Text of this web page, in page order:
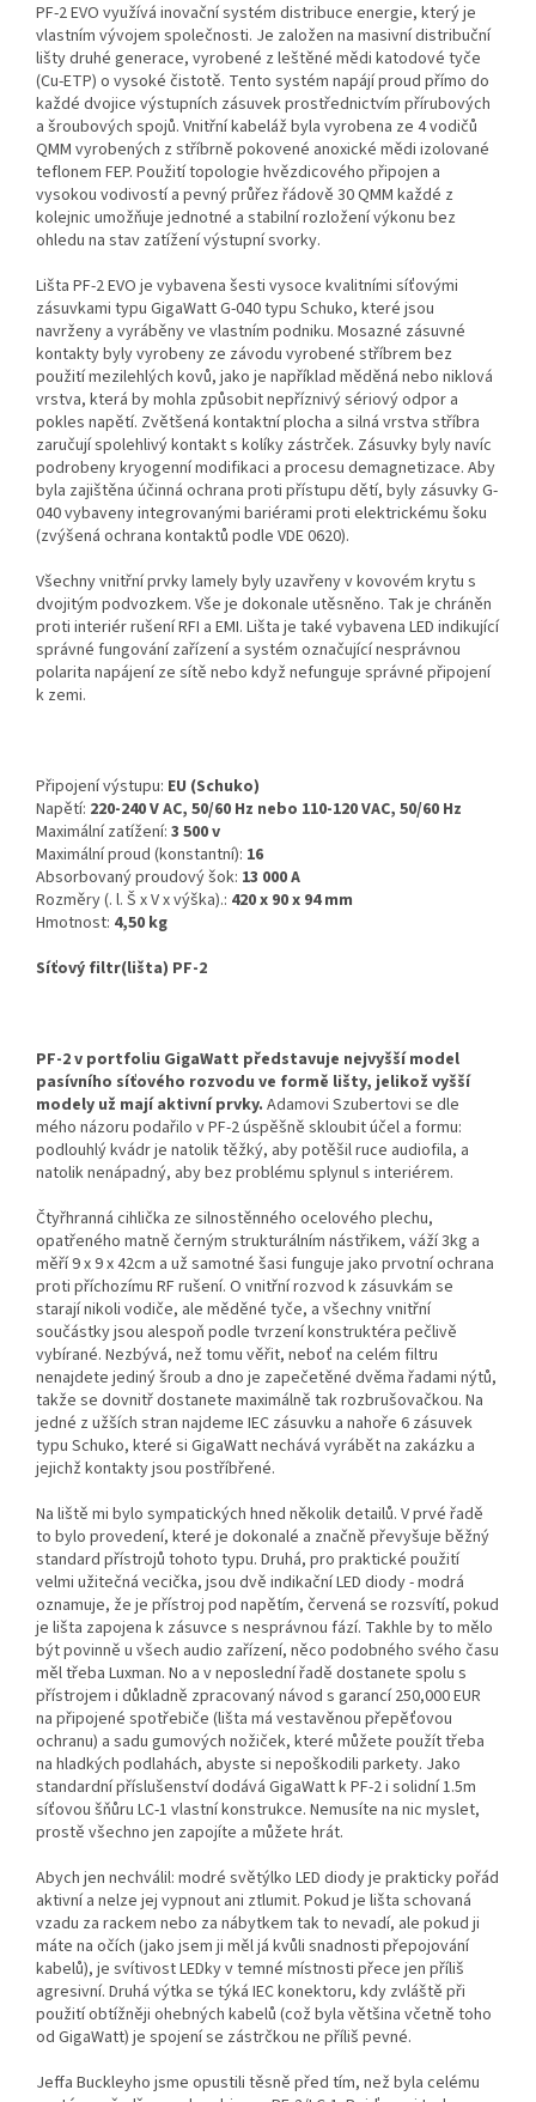
PF-2 EVO využívá inovační systém distribuce energie, který je
vlastním vývojem společnosti. Je založen na masivní distribuční
lišty druhé generace, vyrobené z leštěné mědi katodové tyče
(Cu-ETP) o vysoké čistotě. Tento systém napájí proud přímo do
každé dvojice výstupních zásuvek prostřednictvím přírubových
a šroubových spojů. Vnitřní kabeláž byla vyrobena ze 4 vodičů
QMM vyrobených z stříbrně pokovené anoxické mědi izolované
teflonem FEP. Použití topologie hvězdicového připojen a
vysokou vodivostí a pevný průřez řádově 30 QMM každé z
kolejnic umožňuje jednotné a stabilní rozložení výkonu bez
ohledu na stav zatížení výstupní svorky.
Lišta PF-2 EVO je vybavena šesti vysoce kvalitními síťovými
zásuvkami typu GigaWatt G-040 typu Schuko, které jsou
navrženy a vyráběny ve vlastním podniku. Mosazné zásuvné
kontakty byly vyrobeny ze závodu vyrobené stříbrem bez
použití mezilehlých kovů, jako je například měděná nebo niklová
vrstva, která by mohla způsobit nepříznivý sériový odpor a
pokles napětí. Zvětšená kontaktní plocha a silná vrstva stříbra
zaručují spolehlivý kontakt s kolíky zástrček. Zásuvky byly navíc
podrobeny kryogenní modifikaci a procesu demagnetizace. Aby
byla zajištěna účinná ochrana proti přístupu dětí, byly zásuvky G-
040 vybaveny integrovanými bariérami proti elektrickému šoku
(zvýšená ochrana kontaktů podle VDE 0620).
Všechny vnitřní prvky lamely byly uzavřeny v kovovém krytu s
dvojitým podvozkem. Vše je dokonale utěsněno. Tak je chráněn
proti interiér rušení RFI a EMI. Lišta je také vybavena LED indikující
správné fungování zařízení a systém označující nesprávnou
polarita napájení ze sítě nebo když nefunguje správné připojení
k zemi.
Připojení výstupu: EU (Schuko)
Napětí: 220-240 V AC, 50/60 Hz nebo 110-120 VAC, 50/60 Hz
Maximální zatížení: 3 500 v
Maximální proud (konstantní): 16
Absorbovaný proudový šok: 13 000 A
Rozměry (. l. Š x V x výška).: 420 x 90 x 94 mm
Hmotnost: 4,50 kg
Síťový filtr(lišta) PF-2
PF-2 v portfoliu GigaWatt představuje nejvyšší model
pasívního síťového rozvodu ve formě lišty, jelikož vyšší
modely už mají aktivní prvky. Adamovi Szubertovi se dle
mého názoru podařilo v PF-2 úspěšně skloubit účel a formu:
podlouhlý kvádr je natolik těžký, aby potěšil ruce audiofila, a
natolik nenápadný, aby bez problému splynul s interiérem.
Čtyřhranná cihlička ze silnostěnného ocelového plechu,
opatřeného matně černým strukturálním nástřikem, váží 3kg a
měří 9 x 9 x 42cm a už samotné šasi funguje jako prvotní ochrana
proti příchozímu RF rušení. O vnitřní rozvod k zásuvkám se
starají nikoli vodiče, ale měděné tyče, a všechny vnitřní
součástky jsou alespoň podle tvrzení konstruktéra pečlivě
vybírané. Nezbývá, než tomu věřit, neboť na celém filtru
nenajdete jediný šroub a dno je zapečetěné dvěma řadami nýtů,
takže se dovnitř dostanete maximálně tak rozbrušovačkou. Na
jedné z užších stran najdeme IEC zásuvku a nahoře 6 zásuvek
typu Schuko, které si GigaWatt nechává vyrábět na zakázku a
jejichž kontakty jsou postříbřené.
Na liště mi bylo sympatických hned několik detailů. V prvé řadě
to bylo provedení, které je dokonalé a značně převyšuje běžný
standard přístrojů tohoto typu. Druhá, pro praktické použití
velmi užitečná vecička, jsou dvě indikační LED diody - modrá
oznamuje, že je přístroj pod napětím, červená se rozsvítí, pokud
je lišta zapojena k zásuvce s nesprávnou fází. Takhle by to mělo
být povinně u všech audio zařízení, něco podobného svého času
měl třeba Luxman. No a v neposlední řadě dostanete spolu s
přístrojem i důkladně zpracovaný návod s garancí 250,000 EUR
na připojené spotřebiče (lišta má vestavěnou přepěťovou
ochranu) a sadu gumových nožiček, které můžete použít třeba
na hladkých podlahách, abyste si nepoškodili parkety. Jako
standardní příslušenství dodává GigaWatt k PF-2 i solidní 1.5m
síťovou šňůru LC-1 vlastní konstrukce. Nemusíte na nic myslet,
prostě všechno jen zapojíte a můžete hrát.
Abych jen nechválil: modré světýlko LED diody je prakticky pořád
aktivní a nelze jej vypnout ani ztlumit. Pokud je lišta schovaná
vzadu za rackem nebo za nábytkem tak to nevadí, ale pokud ji
máte na očích (jako jsem ji měl já kvůli snadnosti přepojování
kabelů), je svítivost LEDky v temné místnosti přece jen příliš
agresivní. Druhá výtka se týká IEC konektoru, kdy zvláště při
použití obtížněji ohebných kabelů (což byla většina včetně toho
od GigaWatt) je spojení se zástrčkou ne příliš pevné.
Jeffa Buckleyho jsme opustili těsně před tím, než byla celému